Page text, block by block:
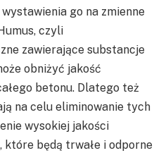
go na zmienne
czyli
zawierające substancje
obniżyć jakość
betonu. Dlatego też
na celu eliminowanie tych
wysokiej jakości
które będą trwałe i odporne